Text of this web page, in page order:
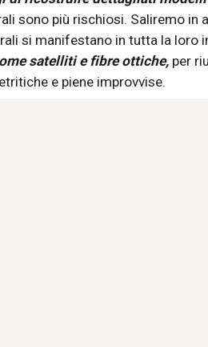
sono più rischiosi. Saliremo in
satelliti e fibre ottiche, per
e piene improvvise.